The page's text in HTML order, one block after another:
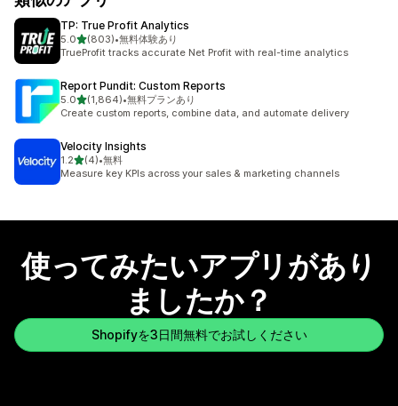
TP: True Profit Analytics
5.05つ星中
(803)
合計レビュー数：803件
•無料体験あり
TrueProfit tracks accurate Net Profit with real-time analytics
Report Pundit: Custom Reports
5.05つ星中
(1,864)
合計レビュー数：1864件
•無料プランあり
Create custom reports, combine data, and automate delivery
Velocity Insights
1.25つ星中
(4)
合計レビュー数：4件
•無料
Measure key KPIs across your sales & marketing channels
使ってみたいアプリがあり
ましたか？
Shopifyを3日間無料でお試しください